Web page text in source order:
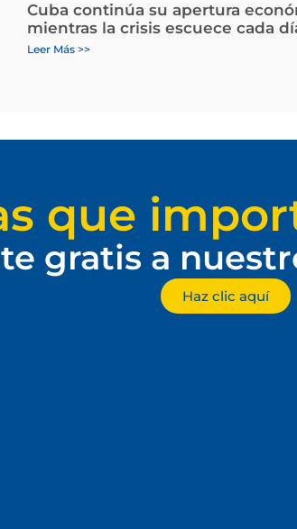
Cuba continúa su apertura
mientras la crisis escuece cada
Leer Más >>
que
gratis a
Haz clic aquí